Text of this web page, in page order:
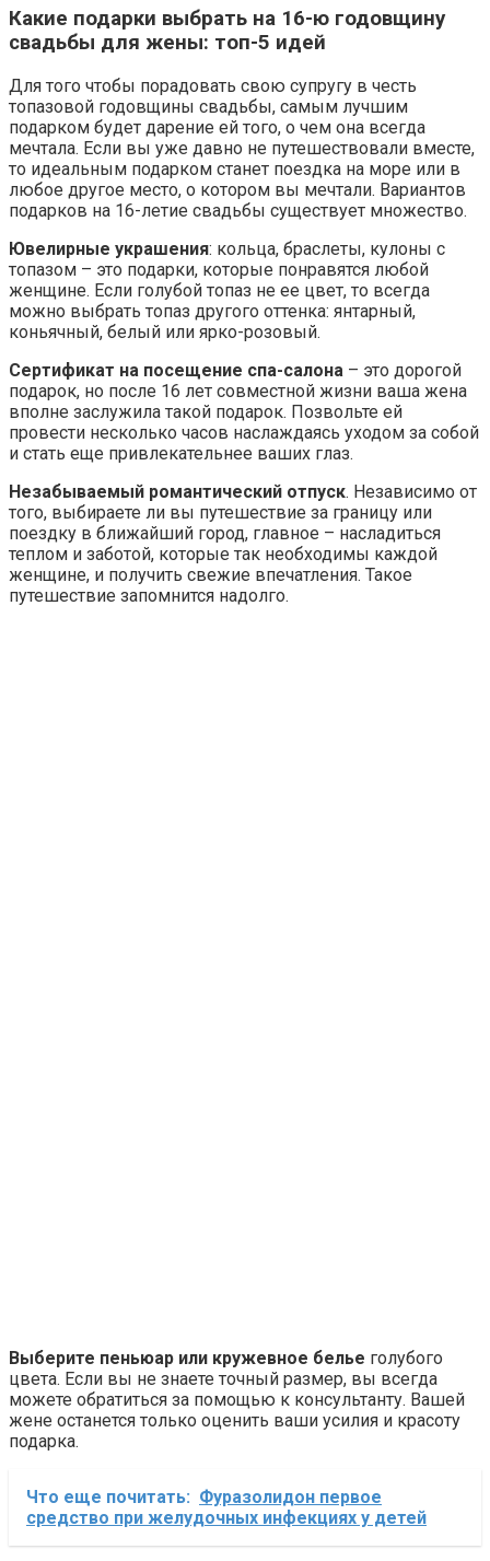
Какие подарки выбрать на 16-ю годовщину
свадьбы для жены: топ-5 идей
Для того чтобы порадовать свою супругу в честь
топазовой годовщины свадьбы, самым лучшим
подарком будет дарение ей того, о чем она всегда
мечтала. Если вы уже давно не путешествовали вместе,
то идеальным подарком станет поездка на море или в
любое другое место, о котором вы мечтали. Вариантов
подарков на 16-летие свадьбы существует множество.
Ювелирные украшения: кольца, браслеты, кулоны с
топазом – это подарки, которые понравятся любой
женщине. Если голубой топаз не ее цвет, то всегда
можно выбрать топаз другого оттенка: янтарный,
коньячный, белый или ярко-розовый.
Сертификат на посещение спа-салона – это дорогой
подарок, но после 16 лет совместной жизни ваша жена
вполне заслужила такой подарок. Позвольте ей
провести несколько часов наслаждаясь уходом за собой
и стать еще привлекательнее ваших глаз.
Незабываемый романтический отпуск. Независимо от
того, выбираете ли вы путешествие за границу или
поездку в ближайший город, главное – насладиться
теплом и заботой, которые так необходимы каждой
женщине, и получить свежие впечатления. Такое
путешествие запомнится надолго.
Выберите пеньюар или кружевное белье голубого
цвета. Если вы не знаете точный размер, вы всегда
можете обратиться за помощью к консультанту. Вашей
жене останется только оценить ваши усилия и красоту
подарка.
Что еще почитать: Фуразолидон первое
средство при желудочных инфекциях у детей